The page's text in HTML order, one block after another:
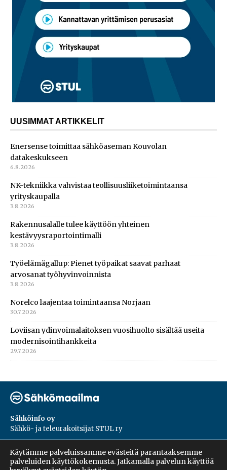
UUSIMMAT ARTIKKELIT
Enersense toimittaa sähköaseman Kouvolan
datakeskukseen
6.8.2026
NK-tekniikka vahvistaa teollisuusliiketoimintaansa
yrityskaupalla
3.8.2026
Rakennusalalle tulee käyttöön yhteinen
kestävyysraportointimalli
3.8.2026
Työelämägallup: Pienet työpaikat saavat parhaat
arvosanat työhyvinvoinnista
3.8.2026
Norelco laajentaa toimintaansa Norjaan
30.7.2026
Loviisan ydinvoimalaitoksen vuosihuolto sisältää useita
modernisointihankkeita
29.7.2026
Sähköinfo oy
Sähkö- ja teleurakoitsijat STUL ry
PL 55, 02601, Espoo
Harakantie 18 B
Käytämme palveluissamme evästeitä parantaaksemme
palveluiden käyttökokemusta. Jatkamalla palvelun käyttöä